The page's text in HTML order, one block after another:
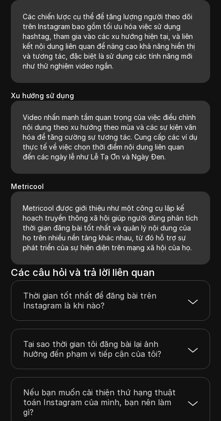
Các chiến lược cụ thể để tăng lượng người theo dõi
trên Instagram bao gồm tối ưu hóa việc sử dụng
hashtag, tham gia vào các xu hướng hiện tại, và liên
kết nội dung liên quan để nâng cao khả năng hiển thị
và tương tác, đặc biệt là sử dụng các tính năng mới
như thử nghiệm video ngắn.
Xu hướng sử dụng
Video nhấn mạnh tầm quan trọng của việc điều chỉnh
nội dung theo xu hướng theo mùa và các sự kiện văn
hóa để tăng cường sự tương tác. Cung cấp các ví dụ
thực tế về việc chọn thời điểm nội dung liên quan
đến các ngày lễ như Lễ Tạ Ơn và Ngày Đen.
Metricool
Metricool được giới thiệu như một công cụ lập kế
hoạch truyền thông xã hội giúp người dùng phân tích
thời gian đăng bài tốt nhất và quản lý nội dung của
họ trên nhiều nền tảng khác nhau, từ đó hỗ trợ sự
phát triển của sự hiện diện trên mạng xã hội của họ.
Các câu hỏi và trả lời liên quan
Thời gian tốt nhất để đăng bài trên
Instagram là khi nào?
Tại sao thời gian tôi đăng bài lại ảnh
hưởng đến phạm vi tiếp cận của tôi?
Nếu bạn muốn cải thiện thứ hạng thuật
toán Instagram của mình, bạn nên làm
gì?